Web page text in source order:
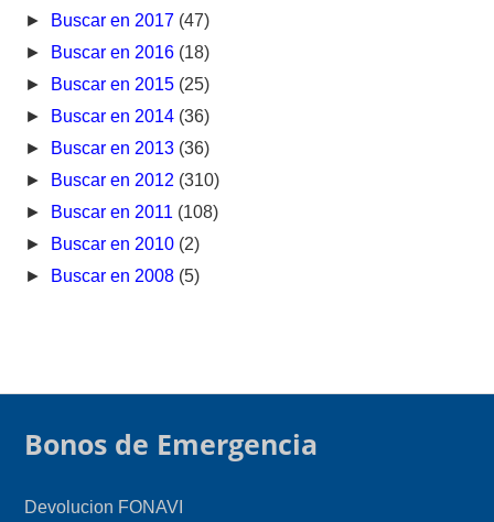
► Buscar en 2017 (47)
► Buscar en 2016 (18)
► Buscar en 2015 (25)
► Buscar en 2014 (36)
► Buscar en 2013 (36)
► Buscar en 2012 (310)
► Buscar en 2011 (108)
► Buscar en 2010 (2)
► Buscar en 2008 (5)
Bonos de Emergencia
Devolucion FONAVI